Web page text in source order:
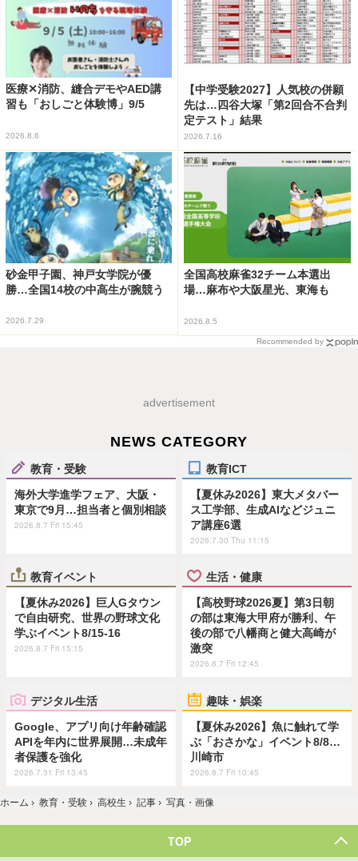
医療✕消防、縫合デモやAED講
習も「おしごと体験博」9/5
2026.8.6
【中学受験2027】人気校の併願
先は…四谷大塚「第2回合不合判
定テスト」結果
2026.7.16
砂金甲子園、神戸女学院が優
勝…全国14校の中高生が腕競う
2026.7.29
全国高校麻雀32チーム本選出
場…麻布や大阪星光、東海も
2026.8.5
Recommended by
advertisement
NEWS CATEGORY
教育・受験
海外大学進学フェア、大阪・
東京で9月…担当者と個別相談
2026.8.7 Fri 15:45
教育ICT
【夏休み2026】東大メタバー
ス工学部、生成AIなどジュニ
ア講座6選
2026.7.30 Thu 11:15
教育イベント
【夏休み2026】巨人Gタウン
で自由研究、世界の野球文化
学ぶイベント8/15-16
2026.8.7 Fri 15:15
生活・健康
【高校野球2026夏】第3日朝
の部は東海大甲府が勝利、午
後の部で八幡商と健大高崎が
激突
2026.8.7 Fri 12:45
デジタル生活
Google、アプリ向け年齢確認
APIを年内に世界展開…未成年
者保護を強化
2026.7.31 Fri 13:45
趣味・娯楽
【夏休み2026】魚に触れて学
ぶ「おさかな」イベント8/8…
川崎市
2026.8.7 Fri 10:45
ホーム › 教育・受験 › 高校生 › 記事 › 写真・画像
TOP